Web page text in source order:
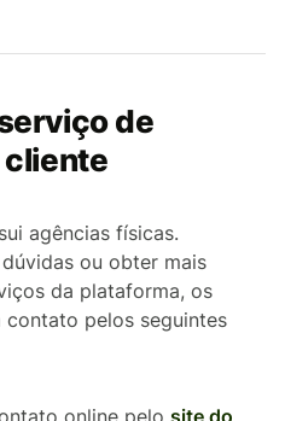
de
agências físicas.
ou obter mais
da plataforma, os
contato pelos seguintes
online pelo site do